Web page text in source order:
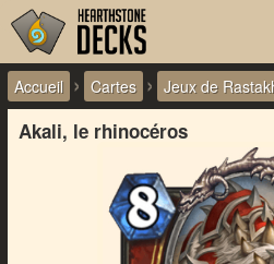
Accueil › Cartes › Jeux de
Akali, le rhinocéros